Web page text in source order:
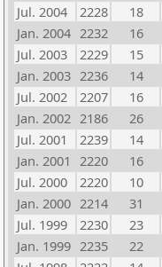
Jul. 2004
2228 18
Jan. 2004 2232 16
Jul. 2003
2229 15
Jan. 2003 2236 14
Jul. 2002
2207 16
Jan. 2002 2186 26
Jul. 2001
2239 14
Jan. 2001 2220 16
Jul. 2000
2220 10
Jan. 2000 2214 31
Jul. 1999
2230 23
Jan. 1999 2235 22